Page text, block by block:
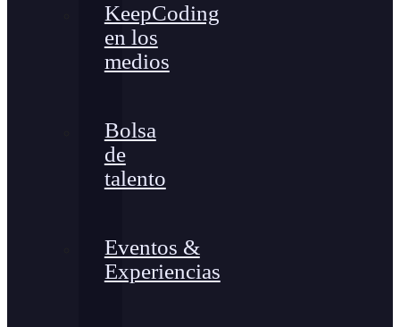
KeepCoding
en los
medios
Bolsa
de
talento
Eventos &
Experiencias